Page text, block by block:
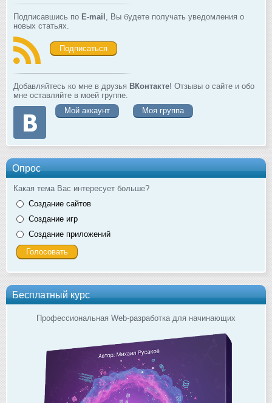
Подписавшись по E-mail , Вы будете получать уведомления о
новых статьях.
Подписаться
Добавляйтесь ко мне в друзья ВКонтакте! Отзывы о сайте и обо
мне оставляйте в моей группе.
Мой аккаунт
Моя группа
Опрос
Какая тема Вас интересует больше?
Создание сайтов
Создание игр
Создание приложений
Бесплатный курс
Профессиональная Web-разработка для начинающих